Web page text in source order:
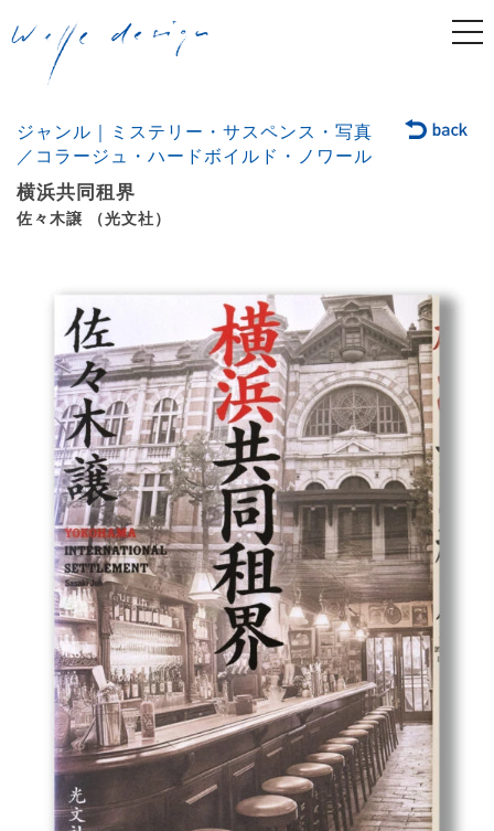
ジャンル｜ミステリー・サスペンス・写真
／コラージュ・ハードボイルド・ノワール
横浜共同租界
佐々木譲 （光文社）